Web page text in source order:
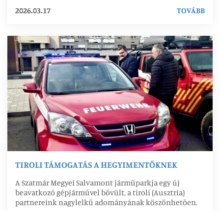
2026.03.17 TOVÁBB
TIROLI TÁMOGATÁS A HEGYIMENTŐKNEK
A Szatmár Megyei Salvamont járműparkja egy új
beavatkozó gépjárművel bővült, a tiroli (Ausztria)
partnereink nagylelkű adományának köszönhetően.